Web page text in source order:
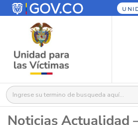
Buscar:
Noticias Actualidad